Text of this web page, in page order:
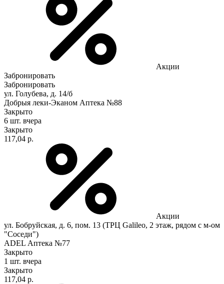
Акции
Забронировать
Забронировать
ул. Голубева, д. 14/б
Добрыя леки-Эканом Аптека №88
Закрыто
6 шт. вчера
Закрыто
117,04 р.
Акции
ул. Бобруйская, д. 6, пом. 13 (ТРЦ Galileo, 2 этаж, рядом с м-ом
"Соседи")
ADEL Аптека №77
Закрыто
1 шт. вчера
Закрыто
117,04 р.